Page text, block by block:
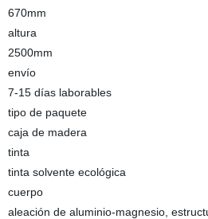
670mm
altura
2500mm
envío
7-15 días laborables
tipo de paquete
caja de madera
tinta
tinta solvente ecológica
cuerpo
aleación de aluminio-magnesio,